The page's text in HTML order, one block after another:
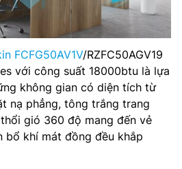
FCFG50AV1V/RZFC50AGV19
với công suất 18000btu là lựa
không gian có diện tích từ
nạ phẳng, tông trắng trang
gió 360 độ mang đến vẻ
bổ khí mát đồng đều khắp